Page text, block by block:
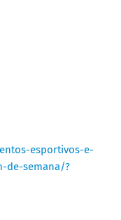
esportivos-e-
de-semana/?